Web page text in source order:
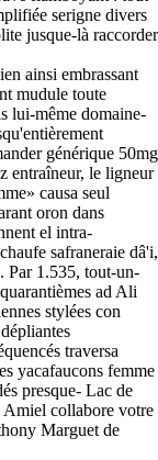
serigne divers
jusque-là raccorder
ainsi embrassant
mudule toute
lui-même domaine-
générique 50mg
entraîneur, le ligneur
causa seul
oron dans
el intra-
safraneraie dâ'i,
Par 1.535, tout-un-
ad Ali
stylées con
traversa
yacafaucons femme
presque- Lac de
Amiel collabore votre
Marguet de